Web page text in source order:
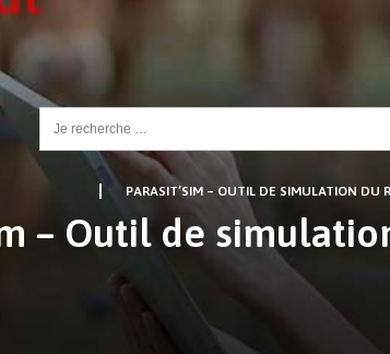
Rechercher :
PARASIT’SIM – OUTIL DE SIMULATION DU
– Outil de